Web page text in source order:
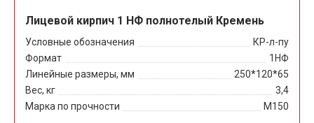
Лицевой кирпич 1 НФ полнотелый Кремень
Условные обозначения
КР-л-пу
Формат
1НФ
Линейные размеры, мм
250*120*65
Вес, кг
3,4
Марка по прочности
М150